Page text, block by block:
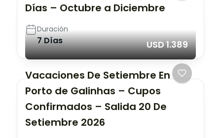
Días – Octubre a Diciembre
Duración
7 Días USD 1.389
Vacaciones De Setiembre En
Porto de Galinhas – Cupos
Confirmados – Salida 20 De
Setiembre 2026